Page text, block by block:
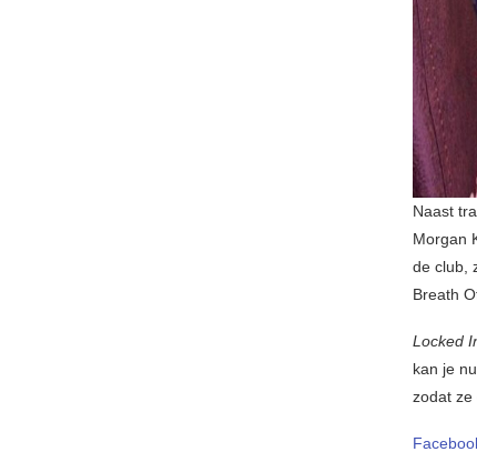
Naast
Morgan
de club,
Breath
Locked
kan je
zodat ze